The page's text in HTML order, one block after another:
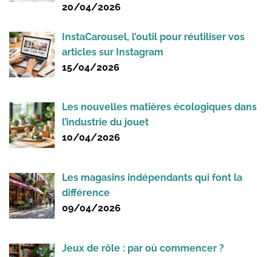
20/04/2026
InstaCarousel, l’outil pour réutiliser vos
articles sur Instagram
15/04/2026
Les nouvelles matières écologiques dans
l’industrie du jouet
10/04/2026
Les magasins indépendants qui font la
différence
09/04/2026
Jeux de rôle : par où commencer ?